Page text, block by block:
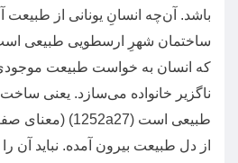
باشد. آن‌چه انسانِ یونانی از
ساختمان شهرِ ارسطویی طبیعی
که انسان به خواست طبیعت
ناگزیر خانواده می‌سازد. یعنی ساخت
طبیعی است (1252a27) (
معنای
از دل طبیعت بیرون آمده. نباید آن